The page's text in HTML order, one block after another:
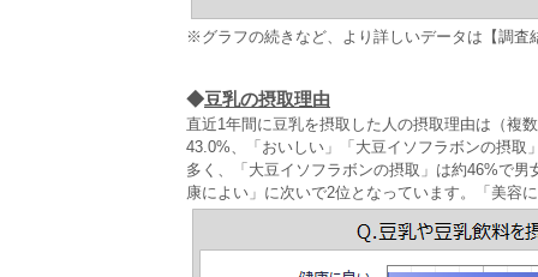
※グラフの続きなど、より詳しいデータは【調査
◆豆乳の摂取理由
直近1年間に豆乳を摂取した人の摂取理由は（複
43.0%、「おいしい」「大豆イソフラボンの摂
多く、「大豆イソフラボンの摂取」は約46%で
康によい」に次いで2位となっています。「美容